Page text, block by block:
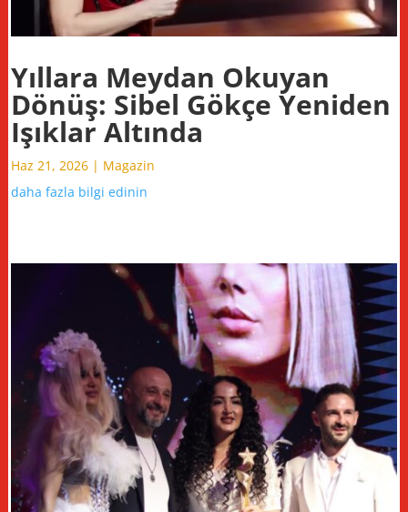
Yıllara Meydan Okuyan
Dönüş: Sibel Gökçe Yeniden
Işıklar Altında
Haz 21, 2026 | Magazin
daha fazla bilgi edinin